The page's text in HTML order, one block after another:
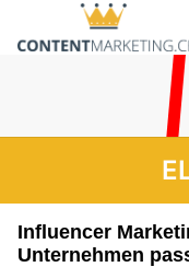
Influencer
Unternehmen